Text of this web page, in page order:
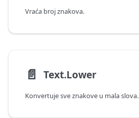
Vraća broj znakova.
📄️ Text.Lower
Konvertuje sve znakove u mala slova.